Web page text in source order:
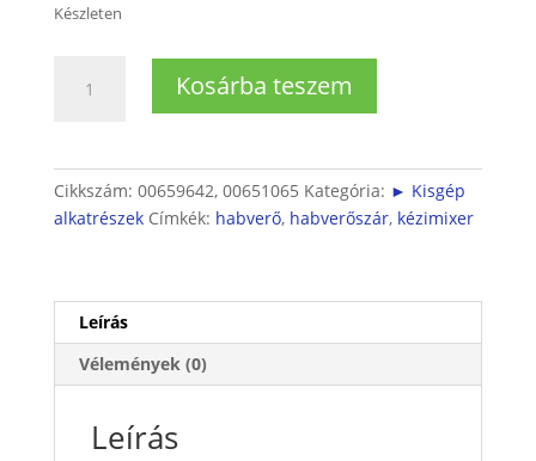
Készleten
golyós
mennyiség
Kosárba teszem
Cikkszám: 00659642, 00651065 Kategória: ► Kisgép
alkatrészek Címkék: habverő, habverőszár, kézimixer
Leírás
Vélemények (0)
Leírás